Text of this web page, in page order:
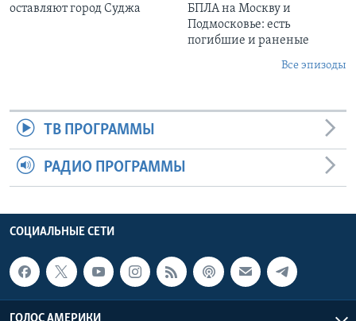
оставляют город Суджа
БПЛА на Москву и
Подмосковье: есть
погибшие и раненые
Все эпизоды
ТВ ПРОГРАММЫ
РАДИО ПРОГРАММЫ
СОЦИАЛЬНЫЕ СЕТИ